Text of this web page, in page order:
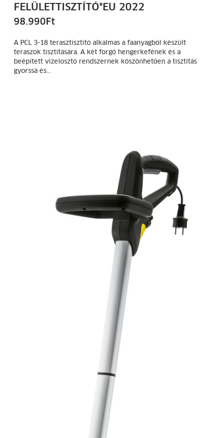
FELÜLETTISZTÍTÓ*EU 2022
98.990 Ft
A PCL 3-18 terasztisztító alkalmas a faanyagból készült
teraszok tisztítására. A két forgó hengerkefének és a
beépített vízelosztó rendszernek köszönhetően a tisztítás
gyorssá és...